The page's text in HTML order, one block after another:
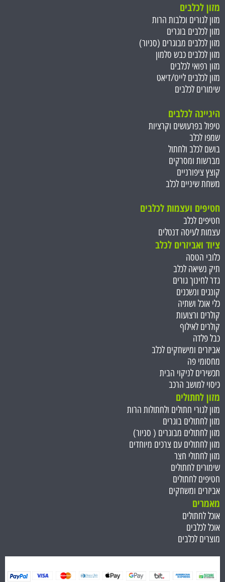
מזון לכלבים
מזון לגורים וכלבות הרות
מזון לכלבים בוגרים
מזון לכלבים מבוגרים (סניור)
מזון לכלבים כבש סלמון
מזון רפואי לכלבים
מזון לכלבים לייט/דיאט
שימורים לכלבים
היגיינה לכלבים
טיפול בפרעושים וקרציות
שמפו לכלב
בושם לכלב ולחתול
מברשות ומסרקים
קוצץ ציפורניים
משחת שיניים לכלב
חטיפים ועצמות לכלבים
חטיפים לכלב
עצמות לעיסה דנטלים
ציוד ואביזרים לכלב
כלובי הטסה
תיק נשיאה לכלב
גדר לחינוך גורים
קונגים ונשכנים
כלי אוכל ושתיה
קולרים ורצועות
קולרים לאילוף
כבל פלדה
אביזרים ומישחקים לכלב
מחסומי פה
תכשירים לניקוי הבית
כיסוי למושב הרכב
מזון לחתולים
מזון לגורי חתולים ולחתולות הרות
מזון לחתולים בוגרים
מזון לחתולים מבוגרים ( סניור)
מזון לחתולים עם צרכים מיוחדים
מזון לחתולי חצר
שימורים לחתולים
חטיפים לחתולים
אביזרים ומשחקים
מאמרים
אוכל לחתולים
אוכל לכלבים
מוצרים לכלבים